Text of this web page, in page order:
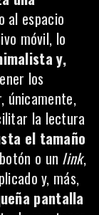
al espacio
móvil, lo
y,
los
únicamente,
la lectura
el tamaño
o un link,
y, más,
pantalla